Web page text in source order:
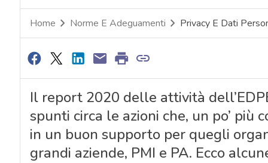
Home Norme E Adeguamenti Privacy E Dati
Il report 2020 delle attività
spunti circa le azioni che, un po’
in un buon supporto per quegli
grandi aziende, PMI e PA. Ecco